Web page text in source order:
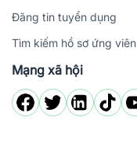
Đăng tin tuyển dụng
Tìm kiếm hồ sơ ứng viên
Mạng xã hội